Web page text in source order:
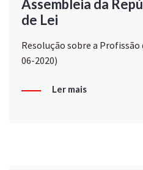
Assembleia da
de Lei
Resolução sobre a
06-2020)
Ler mais